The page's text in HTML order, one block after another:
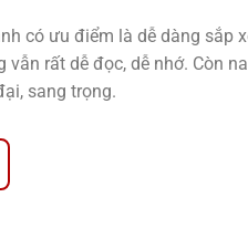
có ưu điểm là dễ dàng sắp
vẫn rất dễ đọc, dễ nhớ. Còn
sang trọng.